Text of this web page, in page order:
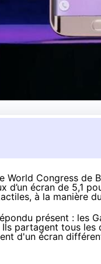
World Congress de
d’un écran de 5,1
à la manière
présent : les
partagent tous
d'un écran